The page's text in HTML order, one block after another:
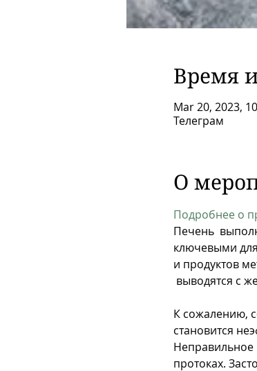
Время
Mar 20, 2023,
Телеграм
О
Подробнее о
Печень
ключевыми
и продуктов
выводятся с
К сожалению,
становится
Неправильное
протоках.